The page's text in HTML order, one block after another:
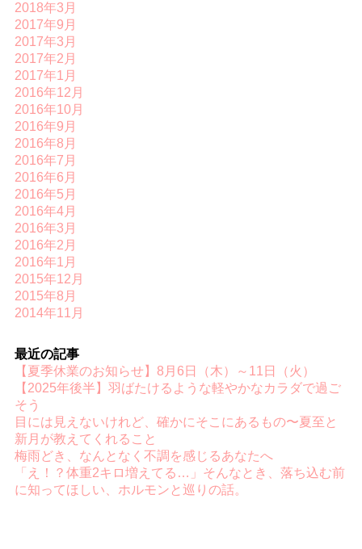
2018年3月
2017年9月
2017年3月
2017年2月
2017年1月
2016年12月
2016年10月
2016年9月
2016年8月
2016年7月
2016年6月
2016年5月
2016年4月
2016年3月
2016年2月
2016年1月
2015年12月
2015年8月
2014年11月
最近の記事
【夏季休業のお知らせ】8月6日（木）～11日（火）
【2025年後半】羽ばたけるような軽やかなカラダで過ご
そう
目には見えないけれど、確かにそこにあるもの〜夏至と
新月が教えてくれること
梅雨どき、なんとなく不調を感じるあなたへ
「え！？体重2キロ増えてる…」そんなとき、落ち込む前
に知ってほしい、ホルモンと巡りの話。